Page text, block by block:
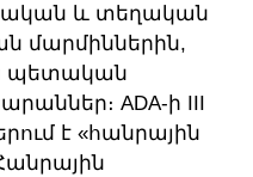
և տեղական
մարմիններին,
պետական
ADA-ի III
է «հանրային